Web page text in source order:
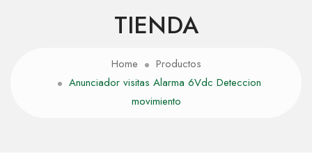
TIENDA
Home
Productos
Anunciador visitas Alarma 6Vdc Deteccion
movimiento